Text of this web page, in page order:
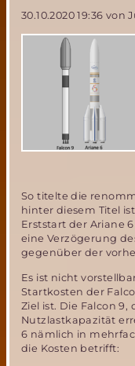
2020
30.10.2020 19:36 von
So titelte die
hinter diesem Titel
Erststart der Ariane
eine Verzögerung
gegenüber der
Es ist nicht
Startkosten der
Ziel ist. Die Falcon 9,
Nutzlastkapazität
6 nämlich in
die Kosten betrifft: